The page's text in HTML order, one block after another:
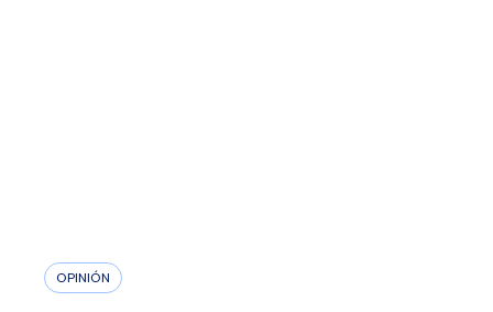
OPINIÓN